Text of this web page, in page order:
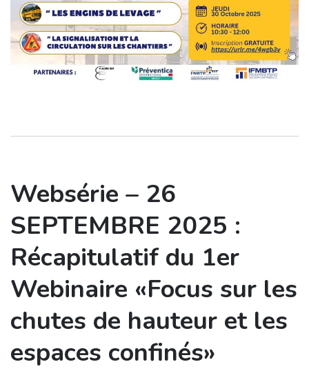
Websérie – 26
SEPTEMBRE 2025 :
Récapitulatif du 1er
Webinaire «Focus sur les
chutes de hauteur et les
espaces confinés»